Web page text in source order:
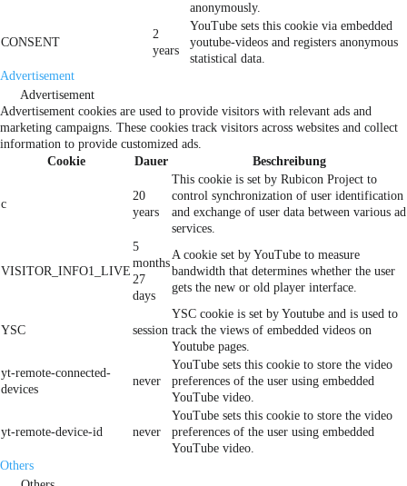
anonymously.
CONSENT
2
years
YouTube sets this cookie via embedded
youtube-videos and registers anonymous
statistical data.
Advertisement
Advertisement
Advertisement cookies are used to provide visitors with relevant ads and
marketing campaigns. These cookies track visitors across websites and collect
information to provide customized ads.
Cookie
Dauer Beschreibung
c
20
years
This cookie is set by Rubicon Project to
control synchronization of user identification
and exchange of user data between various ad
services.
VISITOR_INFO1_LIVE
5
months
27
days
A cookie set by YouTube to measure
bandwidth that determines whether the user
gets the new or old player interface.
YSC session
YSC cookie is set by Youtube and is used to
track the views of embedded videos on
Youtube pages.
yt-remote-connected-
devices
never
YouTube sets this cookie to store the video
preferences of the user using embedded
YouTube video.
yt-remote-device-id never
YouTube sets this cookie to store the video
preferences of the user using embedded
YouTube video.
Others